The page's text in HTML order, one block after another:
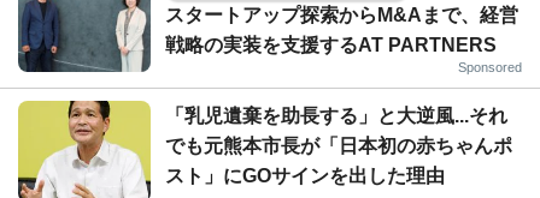
スタートアップ探索からM&Aまで、経営
戦略の実装を支援するAT PARTNERS
Sponsored
「乳児遺棄を助長する」と大逆風...それ
でも元熊本市長が「日本初の赤ちゃんポ
スト」にGOサインを出した理由